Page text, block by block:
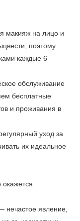
макияж на лицо и
поэтому
каждые 6
обслуживание
бесплатные
и проживания в
уход за
их идеальное
окажется
нечастое явление,